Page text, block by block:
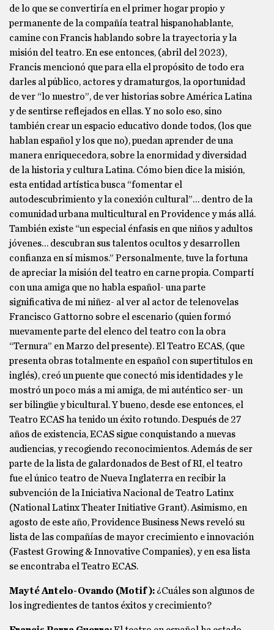
de lo que se convertiría en el primer hogar propio y
permanente de la compañía teatral hispanohablante,
camine con Francis hablando sobre la trayectoria y la
misión del teatro. En ese entonces, (abril del 2023),
Francis mencionó que para ella el propósito de todo era
darles al público, actores y dramaturgos, la oportunidad
de ver “lo nuestro”, de ver historias sobre América Latina
y de sentirse reflejados en ellas. Y no solo eso, sino
también crear un espacio educativo donde todos, (los que
hablan español y los que no), puedan aprender de una
manera enriquecedora, sobre la enormidad y diversidad
de la historia y cultura Latina. Cómo bien dice la misión,
esta entidad artística busca “fomentar el
autodescubrimiento y la conexión cultural”… dentro de la
comunidad urbana multicultural en Providence y más allá.
También existe “un especial énfasis en que niños y adultos
jóvenes… descubran sus talentos ocultos y desarrollen
confianza en sí mismos.” Personalmente, tuve la fortuna
de apreciar la misión del teatro en carne propia. Compartí
con una amiga que no habla español- una parte
significativa de mi niñez- al ver al actor de telenovelas
Francisco Gattorno sobre el escenario (quien formó
nuevamente parte del elenco del teatro con la obra
“Ternura” en Marzo del presente). El Teatro ECAS, (que
presenta obras totalmente en español con supertitulos en
inglés), creó un puente que conectó mis identidades y le
mostró un poco más a mi amiga, de mi auténtico ser- un
ser bilingüe y bicultural. Y bueno, desde ese entonces, el
Teatro ECAS ha tenido un éxito rotundo. Después de 27
años de existencia, ECAS sigue conquistando a nuevas
audiencias, y recogiendo reconocimientos. Además de ser
parte de la lista de galardonados de Best of RI, el teatro
fue el único teatro de Nueva Inglaterra en recibir la
subvención de la Iniciativa Nacional de Teatro Latinx
(National Latinx Theater Initiative Grant). Asimismo, en
agosto de este año, Providence Business News reveló su
lista de las compañías de mayor crecimiento e innovación
(Fastest Growing & Innovative Companies), y en esa lista
se encontraba el Teatro ECAS.
Mayté Antelo-Ovando (Motif): ¿Cuáles son algunos de
los ingredientes de tantos éxitos y crecimiento?